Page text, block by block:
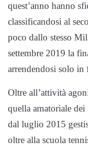
quest’anno hanno
classificandosi al
poco dallo stesso
settembre 2019 la
arrendendosi solo in
Oltre all’attività
quella amatoriale
dal luglio 2015
oltre alla scuola